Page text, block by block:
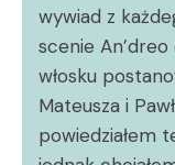
wywiad z
scenie
włosku
Mateusza i
powiedziałem